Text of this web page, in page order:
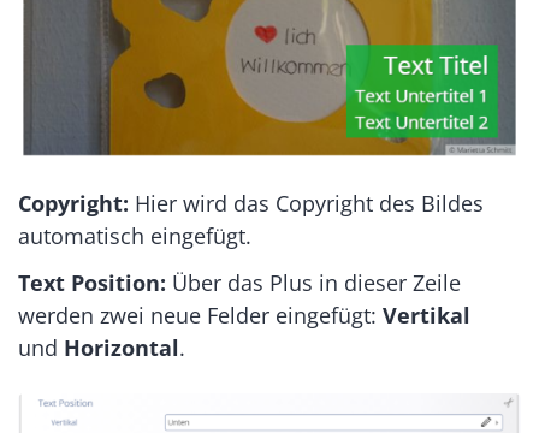
Copyright: Hier wird das Copyright des Bildes
automatisch eingefügt.
Text Position: Über das Plus in dieser Zeile
werden zwei neue Felder eingefügt: Vertikal
und Horizontal.